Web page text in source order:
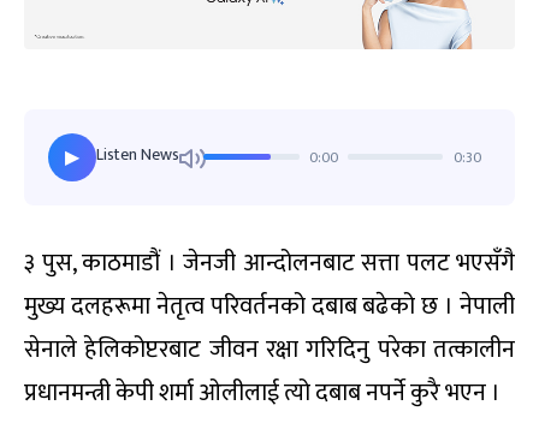
▶ Listen News 0:00 0:30
३ पुस, काठमाडौं । जेनजी आन्दोलनबाट सत्ता पलट भएसँगै
मुख्य दलहरूमा नेतृत्व परिवर्तनको दबाब बढेको छ । नेपाली
सेनाले हेलिकोप्टरबाट जीवन रक्षा गरिदिनु परेका तत्कालीन
प्रधानमन्त्री केपी शर्मा ओलीलाई त्यो दबाब नपर्ने कुरै भएन ।